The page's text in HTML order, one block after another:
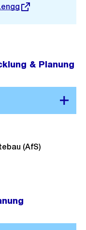
& Planung
(AfS)